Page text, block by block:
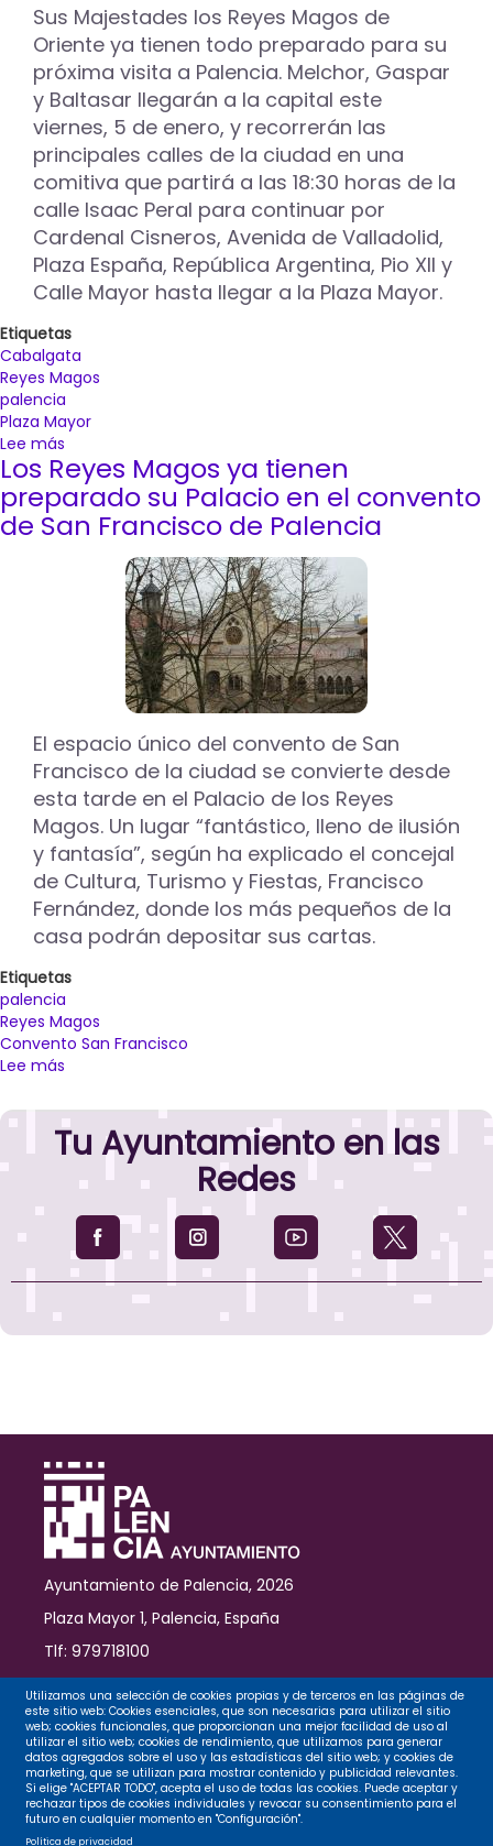
Reyes
Magos
en
Palencia
Sus Majestades los Reyes Magos de
Oriente ya tienen todo preparado para su
próxima visita a Palencia. Melchor, Gaspar
y Baltasar llegarán a la capital este
viernes, 5 de enero, y recorrerán las
principales calles de la ciudad en una
comitiva que partirá a las 18:30 horas de la
calle Isaac Peral para continuar por
Cardenal Cisneros, Avenida de Valladolid,
Plaza España, República Argentina, Pio XII y
Calle Mayor hasta llegar a la Plaza Mayor.
Etiquetas
Cabalgata
Reyes Magos
palencia
Plaza Mayor
Lee más
Seis
carrozas,
quince
espectáculos
figurantes,
Cabalgata
Reyes
de
Palencia
Los Reyes Magos ya tienen
preparado su Palacio en el convento
de San Francisco de Palencia
El espacio único del convento de San
Francisco de la ciudad se convierte desde
esta tarde en el Palacio de los Reyes
Magos. Un lugar “fantástico, lleno de ilusión
y fantasía”, según ha explicado el concejal
de Cultura, Turismo y Fiestas, Francisco
Fernández, donde los más pequeños de la
casa podrán depositar sus cartas.
Etiquetas
palencia
Reyes Magos
Convento San Francisco
Lee más
Reyes
Magos
ya
su
Palacio
en
el
de
Tu Ayuntamiento en las
Redes
Ayuntamiento de Palencia, 2026
Plaza Mayor 1, Palencia, España
Tlf: 979718100
Contacto
Legal
Privacidad
Utilizamos una selección de cookies propias y de terceros en las páginas de
este sitio web: Cookies esenciales, que son necesarias para utilizar el sitio
web; cookies funcionales, que proporcionan una mejor facilidad de uso al
utilizar el sitio web; cookies de rendimiento, que utilizamos para generar
datos agregados sobre el uso y las estadísticas del sitio web; y cookies de
marketing, que se utilizan para mostrar contenido y publicidad relevantes.
Si elige "ACEPTAR TODO", acepta el uso de todas las cookies. Puede aceptar y
rechazar tipos de cookies individuales y revocar su consentimiento para el
futuro en cualquier momento en "Configuración".
Política de privacidad